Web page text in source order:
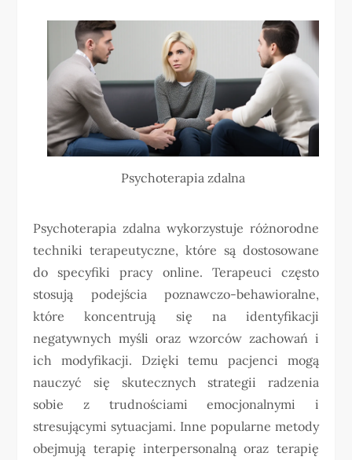
Psychoterapia zdalna
Psychoterapia zdalna wykorzystuje różnorodne
techniki terapeutyczne, które są dostosowane
do specyfiki pracy online. Terapeuci często
stosują podejścia poznawczo-behawioralne,
które koncentrują się na identyfikacji
negatywnych myśli oraz wzorców zachowań i
ich modyfikacji. Dzięki temu pacjenci mogą
nauczyć się skutecznych strategii radzenia
sobie z trudnościami emocjonalnymi i
stresującymi sytuacjami. Inne popularne metody
obejmują terapię interpersonalną oraz terapię